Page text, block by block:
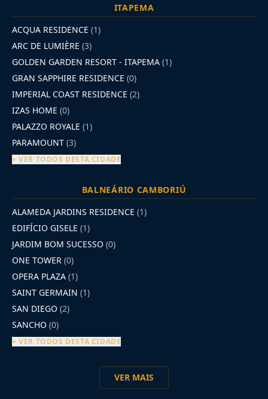
ITAPEMA
ACQUA RESIDENCE (1)
ARC DE LUMIÈRE (3)
GOLDEN GARDEN RESORT - ITAPEMA (1)
GRAN SAPPHIRE RESIDENCE (0)
IMPERIAL COAST RESIDENCE (2)
IZAS HOME (0)
PALAZZO ROYALE (1)
PARAMOUNT (3)
+ VER TODOS DESTA CIDADE
BALNEÁRIO CAMBORIÚ
ALAMEDA JARDINS RESIDENCE (1)
EDIFÍCIO GISELE (1)
JARDIM BOM SUCESSO (0)
ONE TOWER (0)
OPERA PLAZA (1)
SAINT GERMAIN (1)
SAN DIEGO (2)
SANCHO (0)
+ VER TODOS DESTA CIDADE
VER MAIS